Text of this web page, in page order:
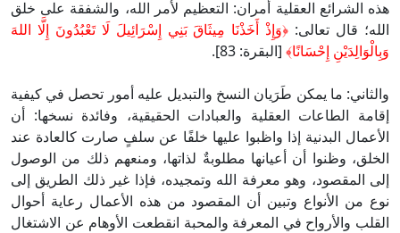
هذه الشرائع العقلية أمران: التعظيم لأمر الله، والشفقة على خلق
الله؛ قال تعالى: ﴿وَإِذْ أَخَذْنَا مِيثَاقَ بَنِي إِسْرَائِيلَ لَا تَعْبُدُونَ إِلَّا اللهَ
وَبِالْوَالِدَيْنِ إِحْسَانًا﴾ [البقرة: 83].
والثاني: ما يمكن طَرَيان النسخ والتبديل عليه أمور تحصل في كيفية
إقامة الطاعات العقلية والعبادات الحقيقية، وفائدة نسخها: أن
الأعمال البدنية إذا واظبوا عليها خلفًا عن سلفٍ صارت كالعادة عند
الخلق، وظنوا أن أعيانها مطلوبةٌ لذاتها، ومنعهم ذلك من الوصول
إلى المقصود، وهو معرفة الله وتمجيده، فإذا غير ذلك الطريق إلى
نوع من الأنواع وتبين أن المقصود من هذه الأعمال رعاية أحوال
القلب والأرواح في المعرفة والمحبة انقطعت الأوهام عن الاشتغال